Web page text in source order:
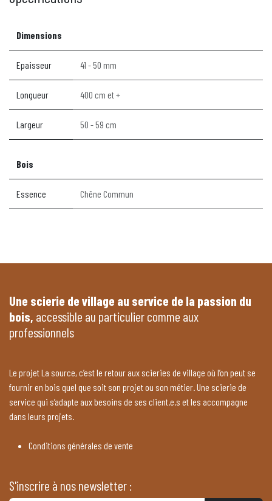
Dimensions
Epaisseur 41 - 50 mm
Longueur 400 cm et +
Largeur 50 - 59 cm
Bois
Essence Chêne Commun
Une scierie de village au service de la passion du
bois, accessible au particulier comme aux
professionnels
Le projet La source, c’est le retour aux scieries de village où l’on peut se
fournir en bois quel que soit son projet ou son métier. Une scierie de
service qui s’adapte aux besoins de ses client.e.s et les accompagne
dans leurs projets.
Conditions générales de vente
S'inscrire à nos newsletter :